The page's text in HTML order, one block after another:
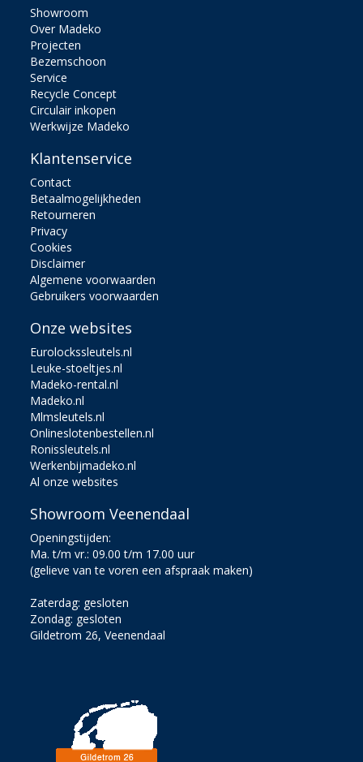
Showroom
Over Madeko
Projecten
Bezemschoon
Service
Recycle Concept
Circulair inkopen
Werkwijze Madeko
Klantenservice
Contact
Betaalmogelijkheden
Retourneren
Privacy
Cookies
Disclaimer
Algemene voorwaarden
Gebruikers voorwaarden
Onze websites
Eurolockssleutels.nl
Leuke-stoeltjes.nl
Madeko-rental.nl
Madeko.nl
Mlmsleutels.nl
Onlineslotenbestellen.nl
Ronissleutels.nl
Werkenbijmadeko.nl
Al onze websites
Showroom Veenendaal
Openingstijden:
Ma. t/m vr.: 09.00 t/m 17.00 uur
(gelieve van te voren een afspraak maken)
Zaterdag: gesloten
Zondag: gesloten
Gildetrom 26, Veenendaal